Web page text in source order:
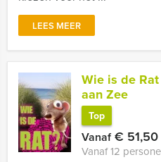
LEES MEER
Wie is de
aan Zee
Top
Vanaf€ 51,50
Vanaf 12